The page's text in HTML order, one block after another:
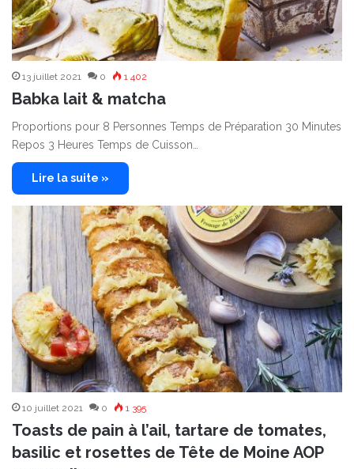
13 juillet 2021 0 1 402
Babka lait & matcha
Proportions pour 8 Personnes Temps de Préparation 30 Minutes
Repos 3 Heures Temps de Cuisson…
Lire la suite »
10 juillet 2021 0 1 395
Toasts de pain à l’ail, tartare de tomates,
basilic et rosettes de Tête de Moine AOP